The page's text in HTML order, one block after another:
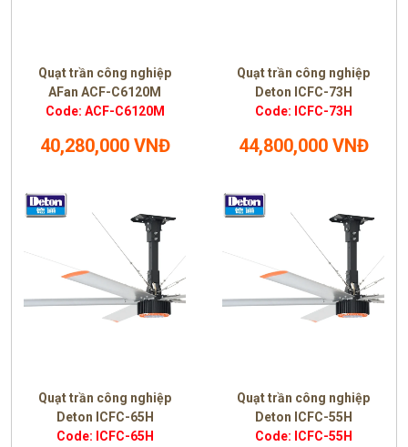
Quạt trần công nghiệp
AFan ACF-C6120M
Code: ACF-C6120M
40,280,000 VNĐ
Quạt trần công nghiệp
Deton ICFC-73H
Code: ICFC-73H
44,800,000 VNĐ
Quạt trần công nghiệp
Deton ICFC-65H
Code: ICFC-65H
Quạt trần công nghiệp
Deton ICFC-55H
Code: ICFC-55H